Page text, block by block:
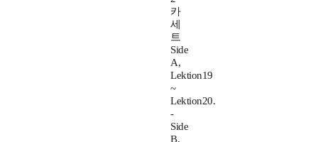
카
세
트
Side
A,
Lektion19
~
Lektion20.
-
Side
B,